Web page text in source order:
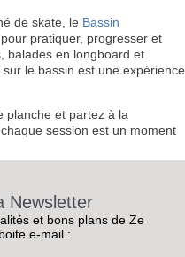
de skate, le Bassin
pratiquer, progresser et
balades en longboard et
le bassin est une expérience
planche et partez à la
session est un moment
Newsletter
et bons plans de Ze
e-mail :